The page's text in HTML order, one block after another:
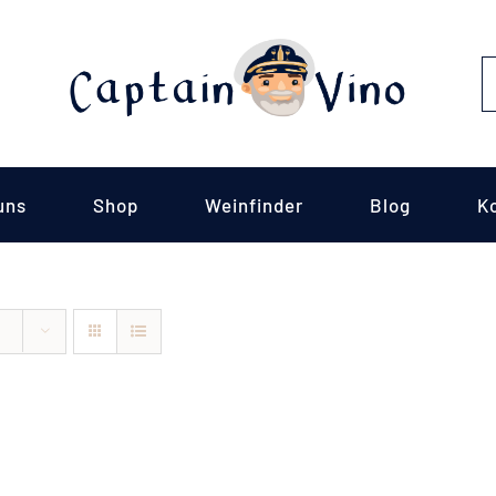
Shop Weinfinder Blog